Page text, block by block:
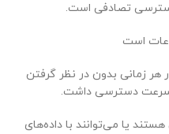
تصادفی است.
است
زمانی بدون در نظر گرفتن
دسترسی داشت.
یا می‌توانند با داده‌های